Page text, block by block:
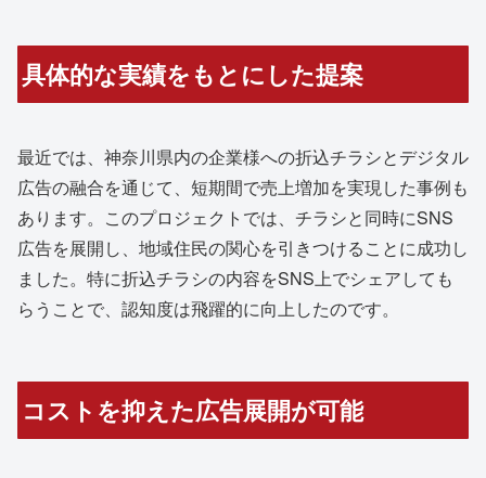
具体的な実績をもとにした提案
最近では、神奈川県内の企業様への折込チラシとデジタル
広告の融合を通じて、短期間で売上増加を実現した事例も
あります。このプロジェクトでは、チラシと同時にSNS
広告を展開し、地域住民の関心を引きつけることに成功し
ました。特に折込チラシの内容をSNS上でシェアしても
らうことで、認知度は飛躍的に向上したのです。
コストを抑えた広告展開が可能